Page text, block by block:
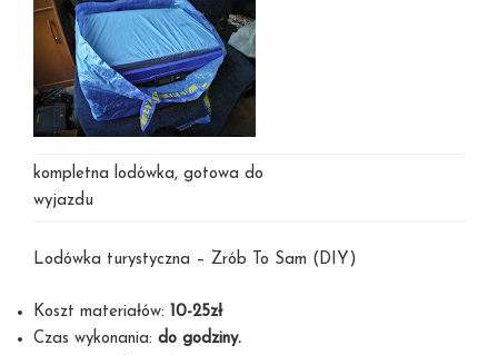
kompletna lodówka, gotowa do
wyjazdu
Lodówka turystyczna – Zrób To Sam (DIY)
Koszt materiałów:
10-25zł
Czas wykonania: do godziny.